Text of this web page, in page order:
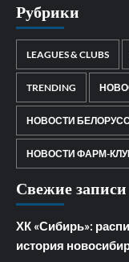
Рубрики
LEAGUES & CLUBS
TRENDING
НОВОСТИ
НОВОСТИ ФАРМ-
Свежие записи
ХК «Сибирь»:
история